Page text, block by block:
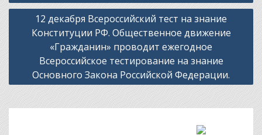
12 декабря Всероссийский тест на знание
Конституции РФ. Общественное движение
«Гражданин» проводит ежегодное
Всероссийское тестирование на знание
Основного Закона Российской Федерации.